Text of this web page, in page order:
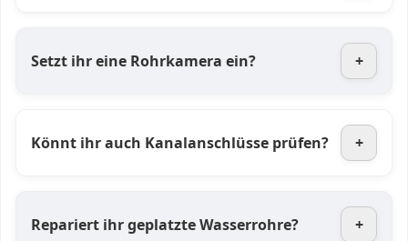
Setzt ihr eine Rohrkamera ein? +
Könnt ihr auch Kanalanschlüsse prüfen? +
Repariert ihr geplatzte Wasserrohre? +